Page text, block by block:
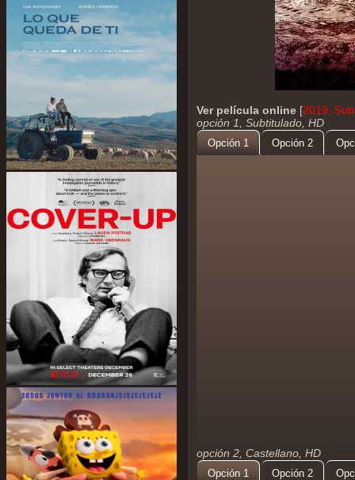
Ver película online [2019,
opción 1, Subtitulado, HD
Opción 1 Opción 2
opción 2, Castellano, HD
Opción 1 Opción 2